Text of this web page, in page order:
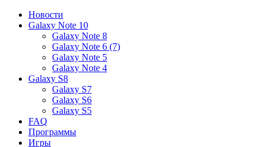
Новости
Galaxy Note 10
Galaxy Note 8
Galaxy Note 6 (7)
Galaxy Note 5
Galaxy Note 4
Galaxy S8
Galaxy S7
Galaxy S6
Galaxy S5
FAQ
Программы
Игры